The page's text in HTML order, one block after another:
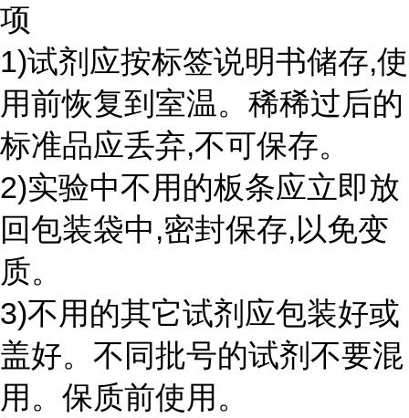
项
1)试剂应按标签说明书储存,使
用前恢复到室温。稀稀过后的
标准品应丢弃,不可保存。
2)实验中不用的板条应立即放
回包装袋中,密封保存,以免变
质。
3)不用的其它试剂应包装好或
盖好。不同批号的试剂不要混
用。保质前使用。